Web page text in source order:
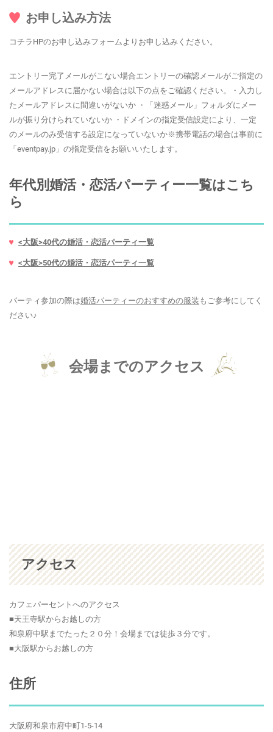
お申し込み方法
コチラHPのお申し込みフォームよりお申し込みください。
エントリー完了メールがこない場合エントリーの確認メールがご指定の
メールアドレスに届かない場合は以下の点をご確認ください。・入力し
たメールアドレスに間違いがないか ・「迷惑メール」フォルダにメー
ルが振り分けられていないか ・ドメインの指定受信設定により、一定
のメールのみ受信する設定になっていないか※携帯電話の場合は事前に
「eventpay.jp」の指定受信をお願いいたします。
年代別婚活・恋活パーティー一覧はこち
ら
<大阪>40代の婚活・恋活パーティ一覧
<大阪>50代の婚活・恋活パーティ一覧
パーティ参加の際は婚活パーティーのおすすめの服装 もご参考にしてく
ださい♪
会場までのアクセス
アクセス
カフェパーセントへのアクセス
■天王寺駅からお越しの方
和泉府中駅までたった２０分！会場までは徒歩３分です。
■大阪駅からお越しの方
住所
大阪府和泉市府中町1-5-14